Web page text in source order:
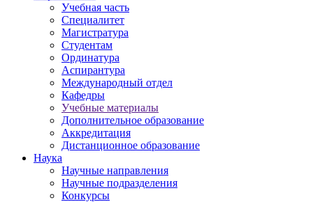
Учебная часть
Специалитет
Магистратура
Студентам
Ординатура
Аспирантура
Международный отдел
Кафедры
Учебные материалы
Дополнительное образование
Аккредитация
Дистанционное образование
Наука
Научные направления
Научные подразделения
Конкурсы